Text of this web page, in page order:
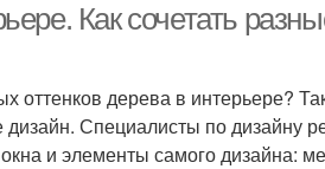
Как сочетать
дерева в интерьере?
дизайн. Специалисты по дизайну
и элементы самого дизайна: